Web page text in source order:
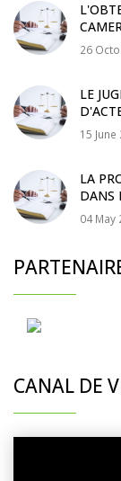
26
LE
15 June
LA
DANS
04 May
CANAL DE